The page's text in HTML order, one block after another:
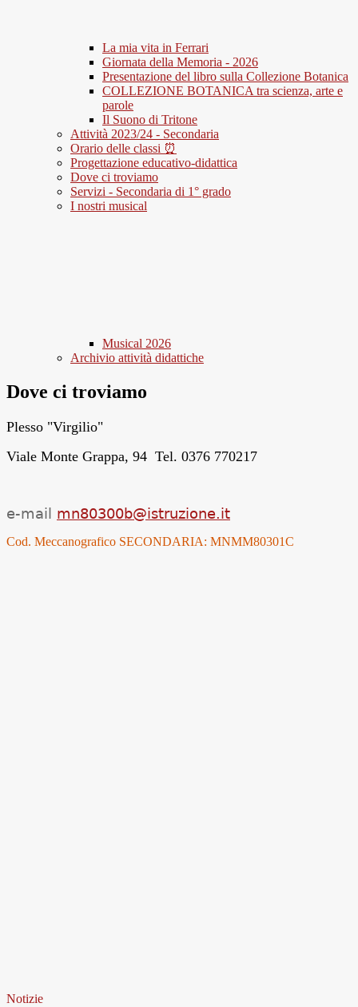
La mia vita in Ferrari
Giornata della Memoria - 2026
Presentazione del libro sulla Collezione Botanica
COLLEZIONE BOTANICA tra scienza, arte e
parole
Il Suono di Tritone
Attività 2023/24 - Secondaria
Orario delle classi ⏰
Progettazione educativo-didattica
Dove ci troviamo
Servizi - Secondaria di 1° grado
I nostri musical
Musical 2026
Archivio attività didattiche
Dove ci troviamo
Plesso "Virgilio"
Viale Monte Grappa, 94 Tel. 0376 770217
e-mail mn80300b@istruzione.it
Cod. Meccanografico SECONDARIA: MNMM80301C
Notizie